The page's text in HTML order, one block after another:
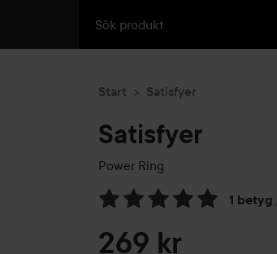
Start Satisfyer
Satisfyer
Power Ring
1 betyg ,
Hoppa till Betyg & kommentarer
269 kr